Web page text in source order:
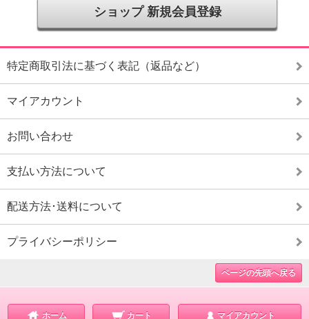
ショップ 新規会員登録
特定商取引法に基づく表記（返品など）
マイアカウント
お問い合わせ
支払い方法について
配送方法･送料について
プライバシーポリシー
ページの先頭へ戻る
ホーム カート マイアカウント